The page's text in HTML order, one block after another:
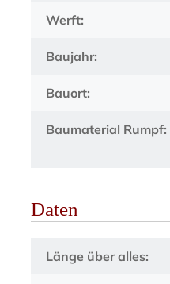
Werft:
Baujahr:
Bauort:
Baumaterial Rumpf:
Daten
Länge über alles: